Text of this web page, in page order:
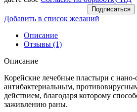
Подписаться
Добавить в список желаний
Описание
Отзывы (1)
Описание
Корейские лечебные пластыри с
антибактериальным,
действием, благодаря которому
заживлению раны.